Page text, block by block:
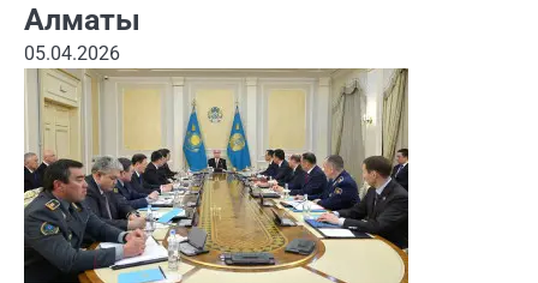
Алматы
05.04.2026